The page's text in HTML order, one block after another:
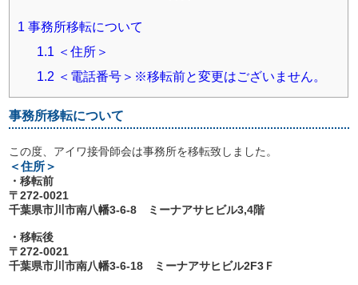
料金
無料相談
アイワ鍼灸マッサージ師会
代理店募集 個人情報保護について
資料請求は
こちら
1 事務所移転について
1.1 ＜住所＞
1.2 ＜電話番号＞※移転前と変更はございません。
事務所移転について
この度、アイワ接骨師会は事務所を移転致しました。
＜住所＞
・移転前
〒272-0021
千葉県市川市南八幡3-6-8 ミーナアサヒビル3,4階
・移転後
〒272-0021
千葉県市川市南八幡3-6-18 ミーナアサヒビル2F3Ｆ